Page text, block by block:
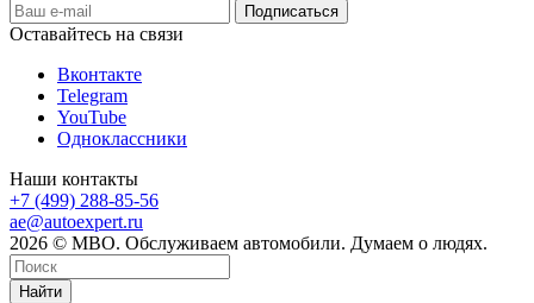
Оставайтесь на связи
Вконтакте
Telegram
YouTube
Одноклассники
Наши контакты
+7 (499) 288-85-56
ae@autoexpert.ru
2026 © МВО. Обслуживаем автомобили. Думаем о людях.
Найти